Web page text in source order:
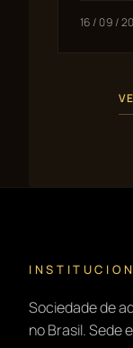
16 / 09 /
Sociedade de
no Brasil. Sede